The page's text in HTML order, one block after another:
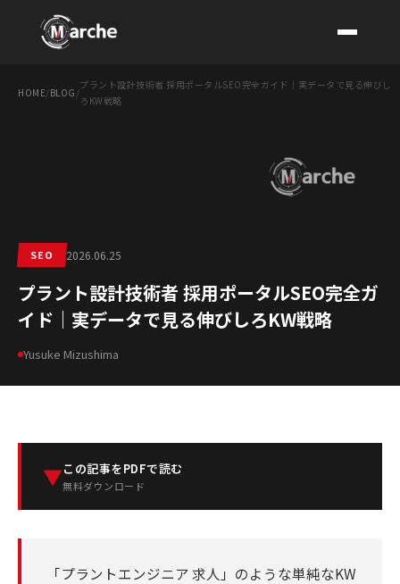
HOME/BLOG /
プラント設計技術者 採用ポータルSEO完全ガイド｜実データで見る伸びし
ろKW戦略
SEO 2026.06.25
プラント設計技術者 採用ポータルSEO完全ガ
イド｜実データで見る伸びしろKW戦略
Yusuke Mizushima
▼この記事をPDFで読む
無料ダウンロード
「プラントエンジニア 求人」のような単純なKW